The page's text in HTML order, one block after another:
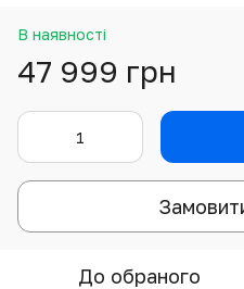
В наявності
47 999 грн
До обраного